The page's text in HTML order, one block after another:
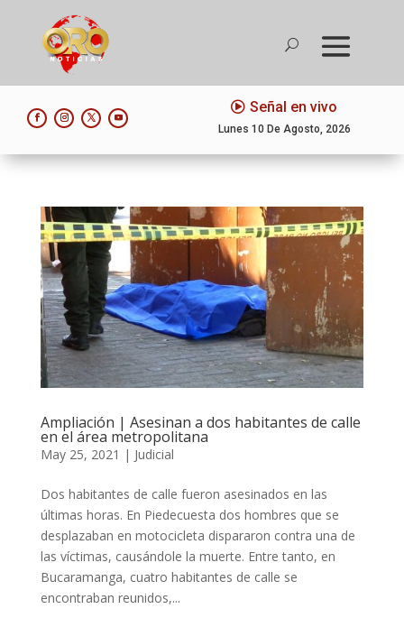
Señal en vivo
Lunes 10 De Agosto, 2026
Ampliación | Asesinan a dos habitantes de calle
en el área metropolitana
May 25, 2021 | Judicial
Dos habitantes de calle fueron asesinados en las
últimas horas. En Piedecuesta dos hombres que se
desplazaban en motocicleta dispararon contra una de
las víctimas, causándole la muerte. Entre tanto, en
Bucaramanga, cuatro habitantes de calle se
encontraban reunidos,...